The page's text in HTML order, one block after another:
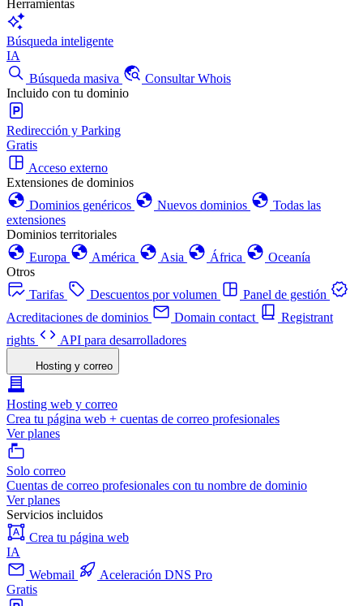
Herramientas
Búsqueda inteligente
IA
Búsqueda masiva
Consultar Whois
Incluido con tu dominio
Redirección y Parking
Gratis
Acceso externo
Extensiones de dominios
Dominios genéricos
Nuevos dominios
Todas las
extensiones
Dominios territoriales
Europa
América Asia África
Oceanía
Otros
Tarifas
Descuentos por volumen
Panel de gestión
Acreditaciones de dominios
Domain contact
Registrant
rights
API para desarrolladores
Hosting y correo
Hosting web y correo
Crea tu página web + cuentas de correo profesionales
Ver planes
Solo correo
Cuentas de correo profesionales con tu nombre de dominio
Ver planes
Servicios incluidos
Crea tu página web
IA
Webmail
Aceleración DNS Pro
Gratis